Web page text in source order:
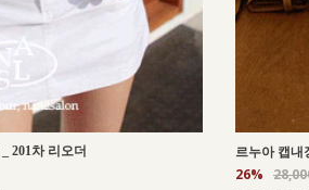
201차 리오더 르누아 캡내
26%